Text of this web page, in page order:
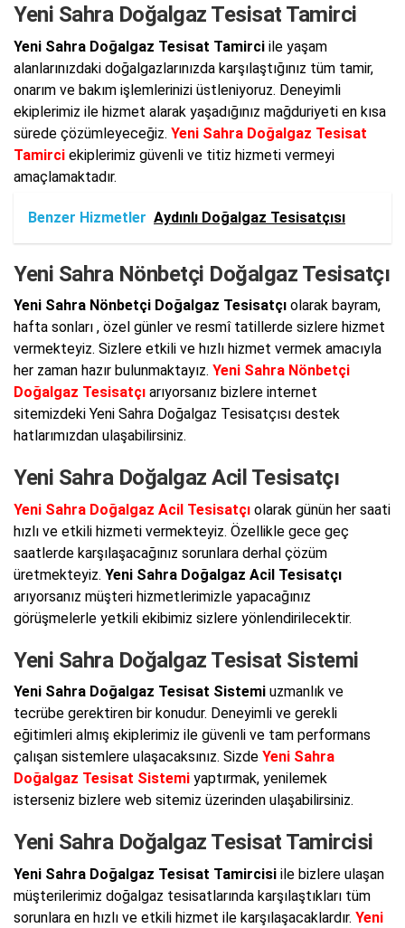
Yeni Sahra Doğalgaz Tesisat Tamirci
Yeni Sahra Doğalgaz Tesisat Tamirci ile yaşam
alanlarınızdaki doğalgazlarınızda karşılaştığınız tüm tamir,
onarım ve bakım işlemlerinizi üstleniyoruz. Deneyimli
ekiplerimiz ile hizmet alarak yaşadığınız mağduriyeti en kısa
sürede çözümleyeceğiz. Yeni Sahra Doğalgaz Tesisat
Tamirci ekiplerimiz güvenli ve titiz hizmeti vermeyi
amaçlamaktadır.
Benzer Hizmetler Aydınlı Doğalgaz Tesisatçısı
Yeni Sahra Nönbetçi Doğalgaz Tesisatçı
Yeni Sahra Nönbetçi Doğalgaz Tesisatçı olarak bayram,
hafta sonları , özel günler ve resmî tatillerde sizlere hizmet
vermekteyiz. Sizlere etkili ve hızlı hizmet vermek amacıyla
her zaman hazır bulunmaktayız. Yeni Sahra Nönbetçi
Doğalgaz Tesisatçı arıyorsanız bizlere internet
sitemizdeki Yeni Sahra Doğalgaz Tesisatçısı destek
hatlarımızdan ulaşabilirsiniz.
Yeni Sahra Doğalgaz Acil Tesisatçı
Yeni Sahra Doğalgaz Acil Tesisatçı olarak günün her saati
hızlı ve etkili hizmeti vermekteyiz. Özellikle gece geç
saatlerde karşılaşacağınız sorunlara derhal çözüm
üretmekteyiz. Yeni Sahra Doğalgaz Acil Tesisatçı
arıyorsanız müşteri hizmetlerimizle yapacağınız
görüşmelerle yetkili ekibimiz sizlere yönlendirilecektir.
Yeni Sahra Doğalgaz Tesisat Sistemi
Yeni Sahra Doğalgaz Tesisat Sistemi uzmanlık ve
tecrübe gerektiren bir konudur. Deneyimli ve gerekli
eğitimleri almış ekiplerimiz ile güvenli ve tam performans
çalışan sistemlere ulaşacaksınız. Sizde Yeni Sahra
Doğalgaz Tesisat Sistemi yaptırmak, yenilemek
isterseniz bizlere web sitemiz üzerinden ulaşabilirsiniz.
Yeni Sahra Doğalgaz Tesisat Tamircisi
Yeni Sahra Doğalgaz Tesisat Tamircisi ile bizlere ulaşan
müşterilerimiz doğalgaz tesisatlarında karşılaştıkları tüm
sorunlara en hızlı ve etkili hizmet ile karşılaşacaklardır. Yeni